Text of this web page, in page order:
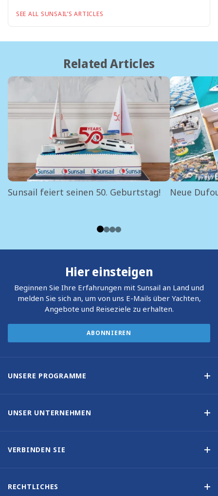
SEE ALL SUNSAIL’S ARTICLES
Related Articles
Sunsail feiert seinen 50. Geburtstag! Neue
Hier einsteigen
Beginnen Sie Ihre Erfahrungen mit Sunsail an Land und
melden Sie sich an, um von uns E-Mails über Yachten,
Angebote und Reiseziele zu erhalten.
ABONNIEREN
UNSERE PROGRAMME
UNSER UNTERNEHMEN
VERBINDEN SIE
RECHTLICHES